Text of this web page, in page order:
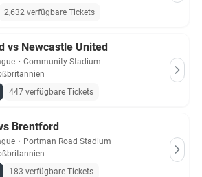
2,632 verfügbare Tickets
vs Newcastle United
・ Community Stadium
447 verfügbare Tickets
Brentford
・ Portman Road Stadium
183 verfügbare Tickets